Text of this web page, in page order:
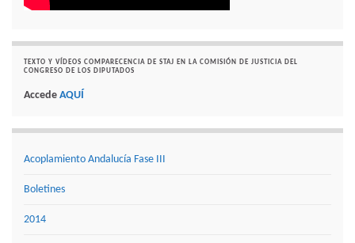
TEXTO Y VÍDEOS COMPARECENCIA DE STAJ EN LA COMISIÓN DE JUSTICIA DEL
CONGRESO DE LOS DIPUTADOS
Accede AQUÍ
Acoplamiento Andalucía Fase III
Boletines
2014